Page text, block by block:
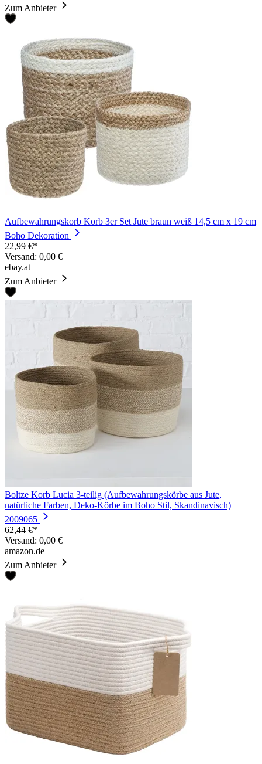
Zum Anbieter
Aufbewahrungskorb Korb 3er Set Jute braun weiß 14,5 cm x 19 cm
Boho Dekoration
22,99 €*
Versand: 0,00 €
ebay.at
Zum Anbieter
Boltze Korb Lucia 3-teilig (Aufbewahrungskörbe aus Jute,
natürliche Farben, Deko-Körbe im Boho Stil, Skandinavisch)
2009065
62,44 €*
Versand: 0,00 €
amazon.de
Zum Anbieter